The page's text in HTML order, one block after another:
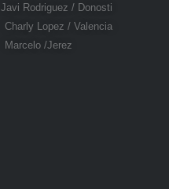
Javi Rodriguez / Donosti
Charly Lopez / Valencia
Marcelo /Jerez